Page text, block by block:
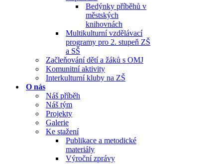
Bedýnky příběhů v
městských
knihovnách
Multikulturní vzdělávací
programy pro 2. stupeň ZŠ
a SŠ
Začleňování dětí a žáků s OMJ
Komunitní aktivity
Interkulturní kluby na ZŠ
O nás
Náš příběh
Náš tým
Projekty
Galerie
Ke stažení
Publikace a metodické
materiály
Výroční zprávy